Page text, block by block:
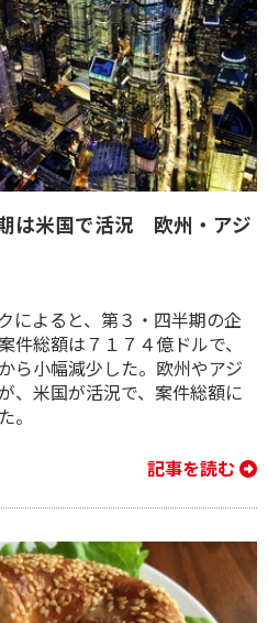
は米国で活況 欧州・アジ
によると、第３・四半期の企
件総額は７１７４億ドルで、
ら小幅減少した。欧州やアジ
、米国が活況で、案件総額に
。
記事を読む